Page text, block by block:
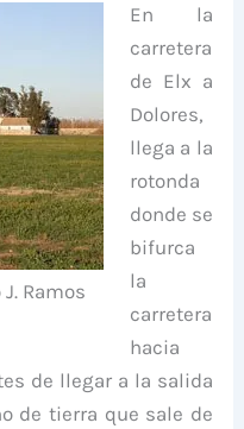
Ramos
En la
carretera
de Elx a
Dolores,
llega a la
rotonda
donde se
bifurca
la
carretera
hacia
de llegar a la salida
de tierra que sale de